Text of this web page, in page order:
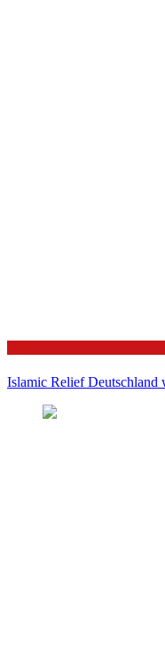
Islamic Relief Deutschland